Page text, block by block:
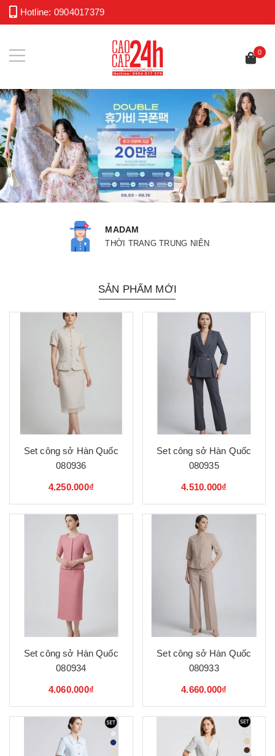
Hotline: 0904017379
0
TRANG TRUNG NIÊN
SẢN PHẨM MỚI
Set công sở Hàn Quốc
080936
4.250.000₫
Set công sở Hàn Quốc
080935
4.510.000₫
Set công sở Hàn Quốc
080934
4.060.000₫
Set công sở Hàn Quốc
080933
4.660.000₫